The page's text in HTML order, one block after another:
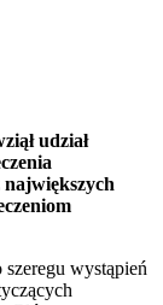
udział
wystąpień